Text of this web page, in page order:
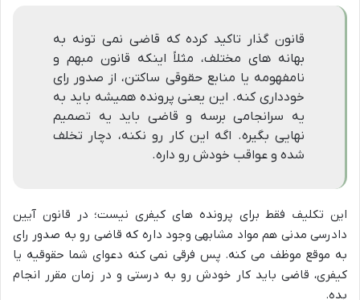
قانون گذار تاکید کرده که قاضی نمی تونه به
بهانه های مختلف، مثلاً اینکه قانون مبهم و
نامفهومه یا منابع حقوقی ساکتن، از صدور رای
خودداری کنه. این یعنی پرونده همیشه باید به
یه سرانجامی برسه و قاضی باید یه تصمیم
نهایی بگیره. اگه این کار رو نکنه، دچار تخلف
شده و عواقب خودش رو داره.
این تکلیف فقط برای پرونده های کیفری نیست؛ در قانون آیین
دادرسی مدنی هم مواد مشابهی وجود داره که قاضی رو به صدور رای
به موقع موظف می کنه. پس فرقی نمی کنه دعوای شما حقوقیه یا
کیفری، قاضی باید کار خودش رو به درستی و در زمان مقرر انجام
بده.